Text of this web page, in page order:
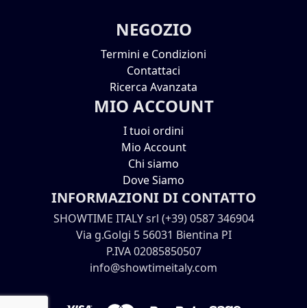
NEGOZIO
Termini e Condizioni
Contattaci
Ricerca Avanzata
MIO ACCOUNT
I tuoi ordini
Mio Account
Chi siamo
Dove Siamo
INFORMAZIONI DI CONTATTO
SHOWTIME ITALY srl (+39) 0587 346904
Via g.Golgi 5 56031 Bientina PI
P.IVA 02085850507
info@showtimeitaly.com